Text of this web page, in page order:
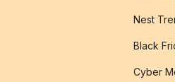
Nest
Black
Cyber